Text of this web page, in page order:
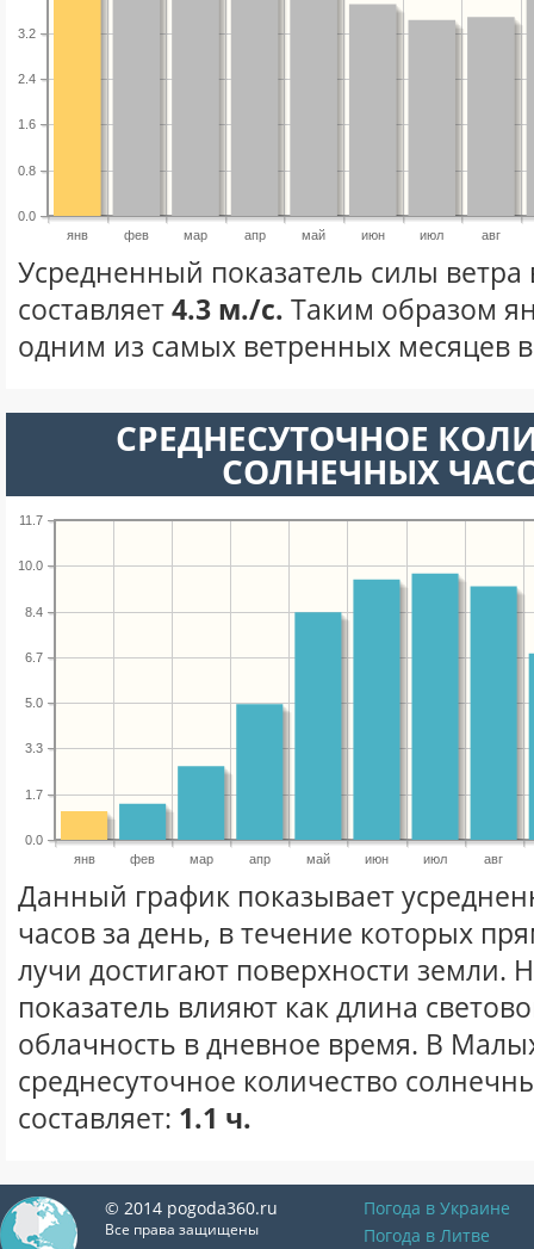
янв фев мар апр май июн июл авг
0.0
0.8
1.6
2.4
3.2
Усредненный показатель силы ветра
составляет4.3 м./с. Таким образом
одним из самых ветренных месяцев в
СРЕДНЕСУТОЧНОЕ
СОЛНЕЧНЫХ
янв фев мар апр май июн июл авг
0.0
1.7
3.3
5.0
6.7
8.4
10.0
11.7
Данный график показывает
часов за день, в течение которых
лучи достигают поверхности земли.
показатель влияют как длина
облачность в дневное время. В
среднесуточное количество
составляет: 1.1 ч.
© 2014 pogoda360.ru
Все права защищены
Погода в Украине
Погода в Литве